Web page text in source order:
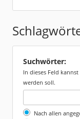
Suchwörter:
In dieses Feld
werden soll.
Nach allen